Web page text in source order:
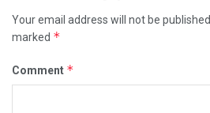
Your email address will not be published.
marked *
Comment *